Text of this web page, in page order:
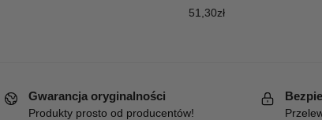
51,30zł
Gwarancja oryginalności
Produkty prosto od producentów!